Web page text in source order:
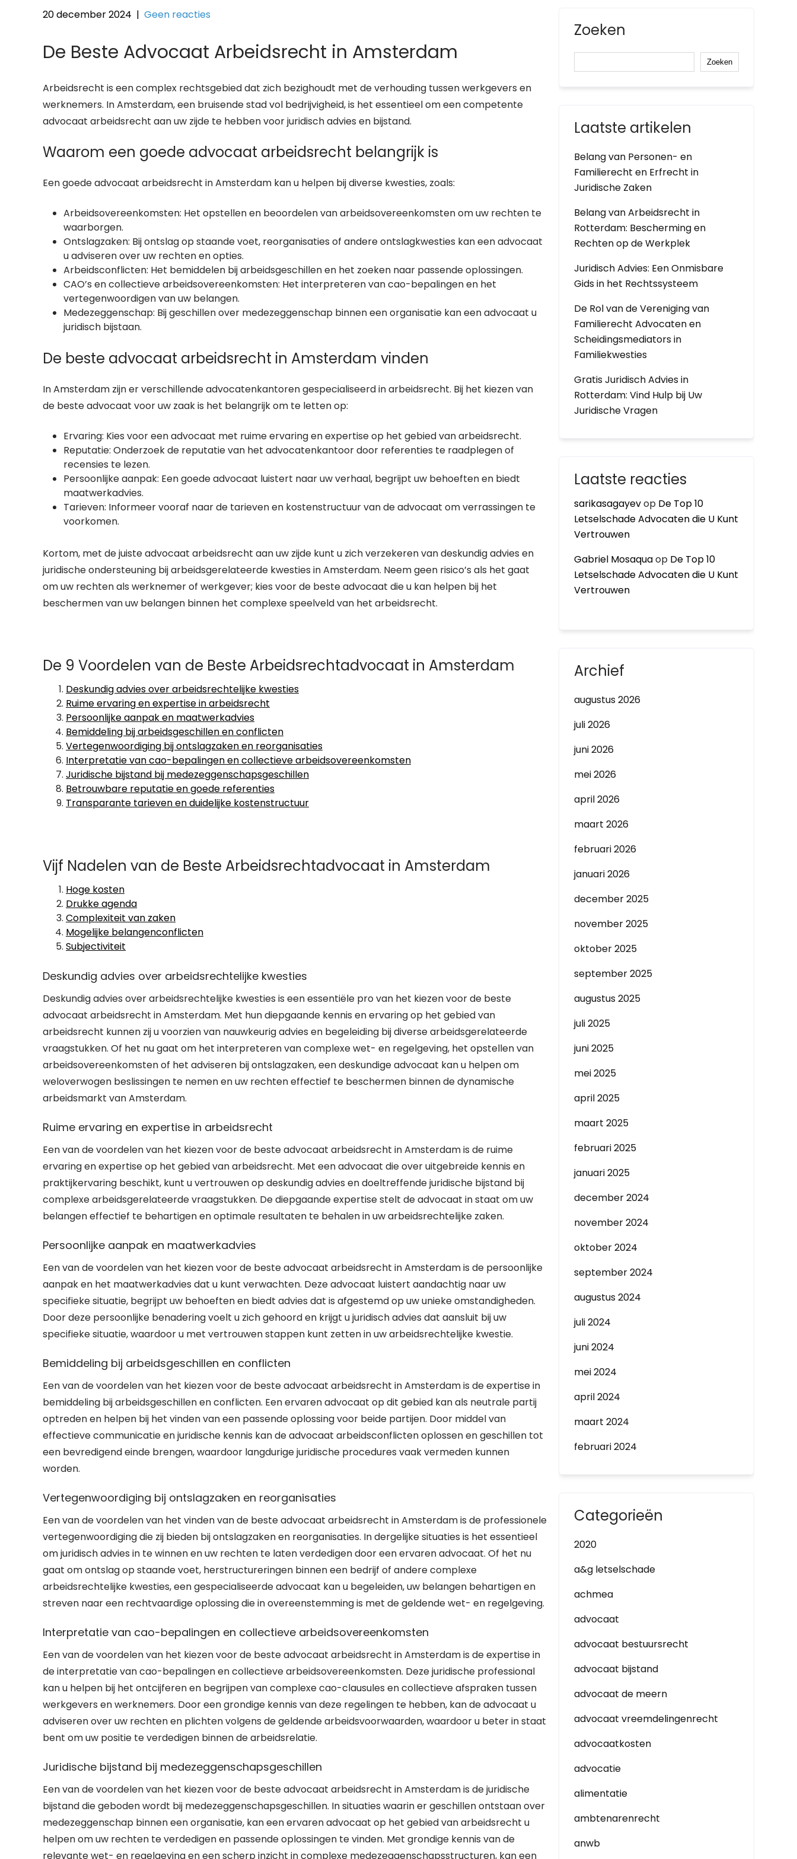
20 december 2024 | Geen reacties
De Beste Advocaat Arbeidsrecht in Amsterdam
Arbeidsrecht is een complex rechtsgebied dat zich bezighoudt met de verhouding tussen werkgevers en
werknemers. In Amsterdam, een bruisende stad vol bedrijvigheid, is het essentieel om een competente
advocaat arbeidsrecht aan uw zijde te hebben voor juridisch advies en bijstand.
Waarom een goede advocaat arbeidsrecht belangrijk is
Een goede advocaat arbeidsrecht in Amsterdam kan u helpen bij diverse kwesties, zoals:
Arbeidsovereenkomsten: Het opstellen en beoordelen van arbeidsovereenkomsten om uw rechten te
waarborgen.
Ontslagzaken: Bij ontslag op staande voet, reorganisaties of andere ontslagkwesties kan een advocaat
u adviseren over uw rechten en opties.
Arbeidsconflicten: Het bemiddelen bij arbeidsgeschillen en het zoeken naar passende oplossingen.
CAO’s en collectieve arbeidsovereenkomsten: Het interpreteren van cao-bepalingen en het
vertegenwoordigen van uw belangen.
Medezeggenschap: Bij geschillen over medezeggenschap binnen een organisatie kan een advocaat u
juridisch bijstaan.
De beste advocaat arbeidsrecht in Amsterdam vinden
In Amsterdam zijn er verschillende advocatenkantoren gespecialiseerd in arbeidsrecht. Bij het kiezen van
de beste advocaat voor uw zaak is het belangrijk om te letten op:
Ervaring: Kies voor een advocaat met ruime ervaring en expertise op het gebied van arbeidsrecht.
Reputatie: Onderzoek de reputatie van het advocatenkantoor door referenties te raadplegen of
recensies te lezen.
Persoonlijke aanpak: Een goede advocaat luistert naar uw verhaal, begrijpt uw behoeften en biedt
maatwerkadvies.
Tarieven: Informeer vooraf naar de tarieven en kostenstructuur van de advocaat om verrassingen te
voorkomen.
Kortom, met de juiste advocaat arbeidsrecht aan uw zijde kunt u zich verzekeren van deskundig advies en
juridische ondersteuning bij arbeidsgerelateerde kwesties in Amsterdam. Neem geen risico’s als het gaat
om uw rechten als werknemer of werkgever; kies voor de beste advocaat die u kan helpen bij het
beschermen van uw belangen binnen het complexe speelveld van het arbeidsrecht.
De 9 Voordelen van de Beste Arbeidsrechtadvocaat in Amsterdam
Deskundig advies over arbeidsrechtelijke kwesties
Ruime ervaring en expertise in arbeidsrecht
Persoonlijke aanpak en maatwerkadvies
Bemiddeling bij arbeidsgeschillen en conflicten
Vertegenwoordiging bij ontslagzaken en reorganisaties
Interpretatie van cao-bepalingen en collectieve arbeidsovereenkomsten
Juridische bijstand bij medezeggenschapsgeschillen
Betrouwbare reputatie en goede referenties
Transparante tarieven en duidelijke kostenstructuur
Vijf Nadelen van de Beste Arbeidsrechtadvocaat in Amsterdam
Hoge kosten
Drukke agenda
Complexiteit van zaken
Mogelijke belangenconflicten
Subjectiviteit
Deskundig advies over arbeidsrechtelijke kwesties
Deskundig advies over arbeidsrechtelijke kwesties is een essentiële pro van het kiezen voor de beste
advocaat arbeidsrecht in Amsterdam. Met hun diepgaande kennis en ervaring op het gebied van
arbeidsrecht kunnen zij u voorzien van nauwkeurig advies en begeleiding bij diverse arbeidsgerelateerde
vraagstukken. Of het nu gaat om het interpreteren van complexe wet- en regelgeving, het opstellen van
arbeidsovereenkomsten of het adviseren bij ontslagzaken, een deskundige advocaat kan u helpen om
weloverwogen beslissingen te nemen en uw rechten effectief te beschermen binnen de dynamische
arbeidsmarkt van Amsterdam.
Ruime ervaring en expertise in arbeidsrecht
Een van de voordelen van het kiezen voor de beste advocaat arbeidsrecht in Amsterdam is de ruime
ervaring en expertise op het gebied van arbeidsrecht. Met een advocaat die over uitgebreide kennis en
praktijkervaring beschikt, kunt u vertrouwen op deskundig advies en doeltreffende juridische bijstand bij
complexe arbeidsgerelateerde vraagstukken. De diepgaande expertise stelt de advocaat in staat om uw
belangen effectief te behartigen en optimale resultaten te behalen in uw arbeidsrechtelijke zaken.
Persoonlijke aanpak en maatwerkadvies
Een van de voordelen van het kiezen voor de beste advocaat arbeidsrecht in Amsterdam is de persoonlijke
aanpak en het maatwerkadvies dat u kunt verwachten. Deze advocaat luistert aandachtig naar uw
specifieke situatie, begrijpt uw behoeften en biedt advies dat is afgestemd op uw unieke omstandigheden.
Door deze persoonlijke benadering voelt u zich gehoord en krijgt u juridisch advies dat aansluit bij uw
specifieke situatie, waardoor u met vertrouwen stappen kunt zetten in uw arbeidsrechtelijke kwestie.
Bemiddeling bij arbeidsgeschillen en conflicten
Een van de voordelen van het kiezen voor de beste advocaat arbeidsrecht in Amsterdam is de expertise in
bemiddeling bij arbeidsgeschillen en conflicten. Een ervaren advocaat op dit gebied kan als neutrale partij
optreden en helpen bij het vinden van een passende oplossing voor beide partijen. Door middel van
effectieve communicatie en juridische kennis kan de advocaat arbeidsconflicten oplossen en geschillen tot
een bevredigend einde brengen, waardoor langdurige juridische procedures vaak vermeden kunnen
worden.
Vertegenwoordiging bij ontslagzaken en reorganisaties
Een van de voordelen van het vinden van de beste advocaat arbeidsrecht in Amsterdam is de professionele
vertegenwoordiging die zij bieden bij ontslagzaken en reorganisaties. In dergelijke situaties is het essentieel
om juridisch advies in te winnen en uw rechten te laten verdedigen door een ervaren advocaat. Of het nu
gaat om ontslag op staande voet, herstructureringen binnen een bedrijf of andere complexe
arbeidsrechtelijke kwesties, een gespecialiseerde advocaat kan u begeleiden, uw belangen behartigen en
streven naar een rechtvaardige oplossing die in overeenstemming is met de geldende wet- en regelgeving.
Interpretatie van cao-bepalingen en collectieve arbeidsovereenkomsten
Een van de voordelen van het kiezen voor de beste advocaat arbeidsrecht in Amsterdam is de expertise in
de interpretatie van cao-bepalingen en collectieve arbeidsovereenkomsten. Deze juridische professional
kan u helpen bij het ontcijferen en begrijpen van complexe cao-clausules en collectieve afspraken tussen
werkgevers en werknemers. Door een grondige kennis van deze regelingen te hebben, kan de advocaat u
adviseren over uw rechten en plichten volgens de geldende arbeidsvoorwaarden, waardoor u beter in staat
bent om uw positie te verdedigen binnen de arbeidsrelatie.
Juridische bijstand bij medezeggenschapsgeschillen
Een van de voordelen van het kiezen voor de beste advocaat arbeidsrecht in Amsterdam is de juridische
bijstand die geboden wordt bij medezeggenschapsgeschillen. In situaties waarin er geschillen ontstaan over
medezeggenschap binnen een organisatie, kan een ervaren advocaat op het gebied van arbeidsrecht u
helpen om uw rechten te verdedigen en passende oplossingen te vinden. Met grondige kennis van de
relevante wet- en regelgeving en een scherp inzicht in complexe medezeggenschapsstructuren, kan een
Zoeken
Zoeken
Laatste artikelen
Belang van Personen- en
Familierecht en Erfrecht in
Juridische Zaken
Belang van Arbeidsrecht in
Rotterdam: Bescherming en
Rechten op de Werkplek
Juridisch Advies: Een Onmisbare
Gids in het Rechtssysteem
De Rol van de Vereniging van
Familierecht Advocaten en
Scheidingsmediators in
Familiekwesties
Gratis Juridisch Advies in
Rotterdam: Vind Hulp bij Uw
Juridische Vragen
Laatste reacties
sarikasagayevop De Top 10
Letselschade Advocaten die U Kunt
Vertrouwen
Gabriel Mosaquaop De Top 10
Letselschade Advocaten die U Kunt
Vertrouwen
Archief
augustus 2026
juli 2026
juni 2026
mei 2026
april 2026
maart 2026
februari 2026
januari 2026
december 2025
november 2025
oktober 2025
september 2025
augustus 2025
juli 2025
juni 2025
mei 2025
april 2025
maart 2025
februari 2025
januari 2025
december 2024
november 2024
oktober 2024
september 2024
augustus 2024
juli 2024
juni 2024
mei 2024
april 2024
maart 2024
februari 2024
Categorieën
2020
a&g letselschade
achmea
advocaat
advocaat bestuursrecht
advocaat bijstand
advocaat de meern
advocaat vreemdelingenrecht
advocaatkosten
advocatie
alimentatie
ambtenarenrecht
anwb